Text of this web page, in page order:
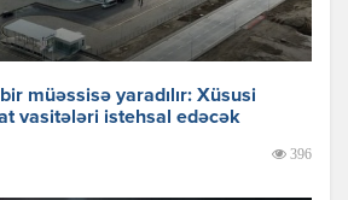
müəssisə yaradılır: Xüsusi
vasitələri istehsal edəcək
396